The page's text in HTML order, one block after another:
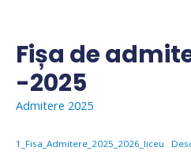
contentFișa de
-2025
Admitere 2025
1_Fisa_Admitere_2025_2026_liceu